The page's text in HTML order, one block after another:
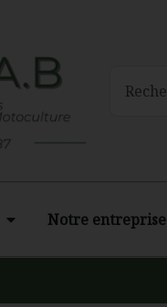
Ouvrir Nos produits
Notre entreprise